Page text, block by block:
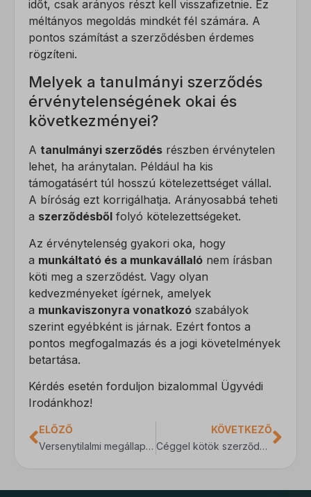
időt, csak arányos részt kell visszafizetnie. Ez
méltányos megoldás mindkét fél számára. A
pontos számítást a szerződésben érdemes
rögzíteni.
Melyek a tanulmányi szerződés
érvénytelenségének okai és
következményei?
A tanulmányi szerződés részben érvénytelen
lehet, ha aránytalan. Például ha kis
támogatásért túl hosszú kötelezettséget vállal.
A bíróság ezt korrigálhatja. Arányosabbá teheti
a szerződésből folyó kötelezettségeket.
Az érvénytelenség gyakori oka, hogy
a munkáltató és a munkavállaló nem írásban
köti meg a szerződést. Vagy olyan
kedvezményeket ígérnek, amelyek
a munkaviszonyra vonatkozó szabályok
szerint egyébként is járnak. Ezért fontos a
pontos megfogalmazás és a jogi követelmények
betartása.
Kérdés esetén forduljon bizalommal Ügyvédi
Irodánkhoz!
ELŐZŐ
Versenytilalmi megállapodás: a megfelelő ellenérték lényege
KÖVETKEZŐ
Céggel kötök szerződést. Minek nézzek utána?